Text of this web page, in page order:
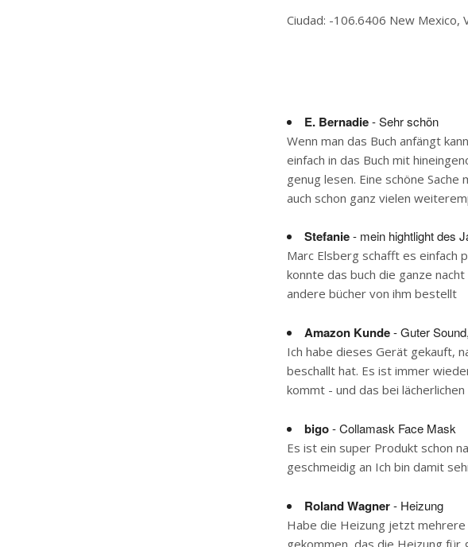
Ciudad: -106.6406 New Mexico,
E. Bernadie- Sehr schön
Wenn man das Buch anfängt
einfach in das Buch mit
genug lesen. Eine schöne
auch schon ganz vielen
Stefanie- mein hightlight des
Marc Elsberg schafft es einfach
konnte das buch die ganze
andere bücher von ihm bestellt
Amazon Kunde- Guter
Ich habe dieses Gerät gekauft,
beschallt hat. Es ist immer
kommt - und das bei
bigo- Collamask Face Mask
Es ist ein super Produkt schon
geschmeidig an Ich bin damit
Roland Wagner- Heizung
Habe die Heizung jetzt mehrere
gekommen, das die Heizung für